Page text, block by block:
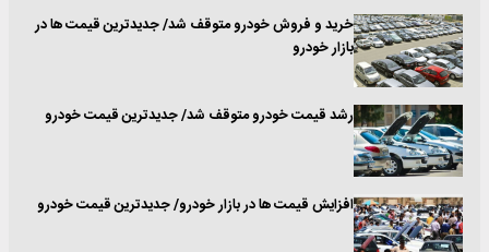
خرید و فروش خودرو متوقف شد/ جدیدترین قیمت ها در
بازار خودرو
رشد قیمت خودرو متوقف شد/ جدیدترین قیمت خودرو
افزایش قیمت ها در بازار خودرو/ جدیدترین قیمت خودرو